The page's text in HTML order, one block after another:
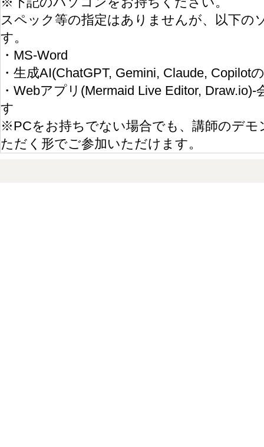
スペック等の指定はありませんが、以下の
す。
・MS-Word
・生成AI(ChatGPT, Gemini, Claude, Copilot
・Webアプリ(Mermaid Live Editor,
す
※PCをお持ちでない場合でも、講師のデ
ただく形でご参加いただけます。